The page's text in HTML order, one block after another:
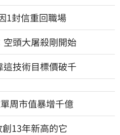
1封信重回職場
頭大屠殺剛開始
技術目標價破千
周市值暴增千億
13年新高的它